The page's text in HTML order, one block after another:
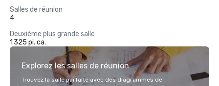
Salles de réunion
4
Deuxième plus grande salle
1 325 pi. ca.
Explorez les salles de réunion
Trouvez la salle parfaite avec des diagrammes de